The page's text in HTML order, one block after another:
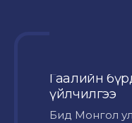
Гаалийн
үйлчилгээ
Бид Монгол